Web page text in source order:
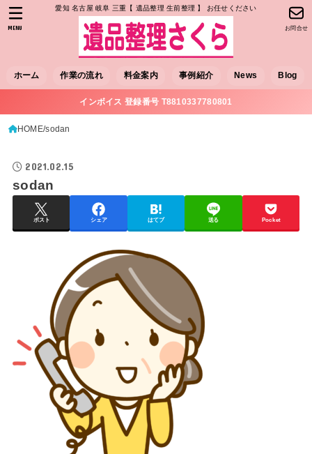
愛知 名古屋 岐阜 三重【 遺品整理 生前整理 】 お任せください
ホーム 作業の流れ 料金案内 事例紹介 News Blog
お問合せ
MENU
インボイス 登録番号 T8810337780801
HOME sodan
2021.02.15
sodan
ポスト シェア はてブ 送る Pocket